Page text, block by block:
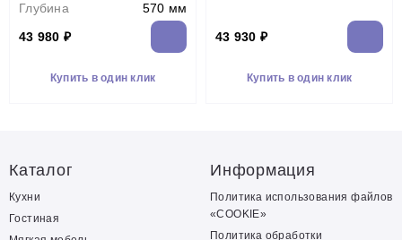
Глубина
570 мм
43 980 ₽
Купить в один клик
43 930 ₽
Купить в один клик
Каталог
Кухни
Гостиная
Информация
Политика использования файлов
«COOKIE»
Политика обработки